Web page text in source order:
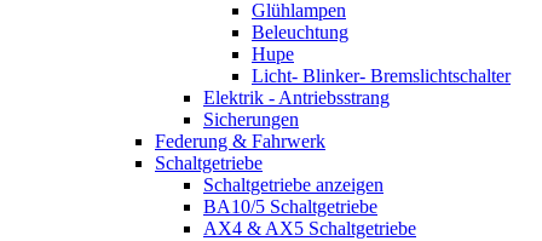
Glühlampen
Beleuchtung
Hupe
Licht- Blinker- Bremslichtschalter
Elektrik - Antriebsstrang
Sicherungen
Federung & Fahrwerk
Schaltgetriebe
Schaltgetriebe anzeigen
BA10/5 Schaltgetriebe
AX4 & AX5 Schaltgetriebe